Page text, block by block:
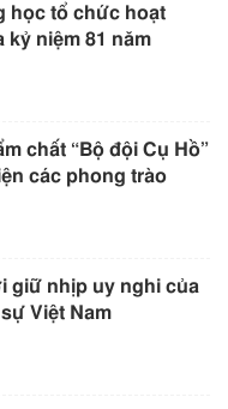
học tổ chức hoạt
kỷ niệm 81 năm
chất “Bộ đội Cụ Hồ”
các phong trào
giữ nhịp uy nghi của
Việt Nam